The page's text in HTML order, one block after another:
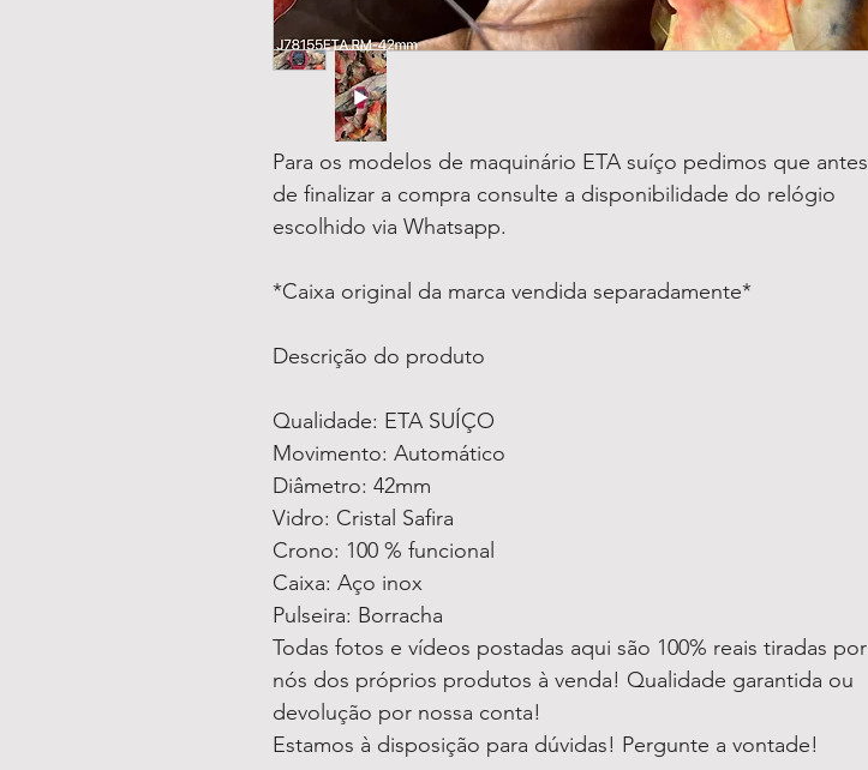
Para os modelos de maquinário ETA suíço pedimos que antes
de finalizar a compra consulte a disponibilidade do relógio
escolhido via Whatsapp.
*Caixa original da marca vendida separadamente*
Descrição do produto
Qualidade: ETA SUÍÇO
Movimento: Automático
Diâmetro: 42mm
Vidro: Cristal Safira
Crono: 100 % funcional
Caixa: Aço inox
Pulseira: Borracha
Todas fotos e vídeos postadas aqui são 100% reais tiradas por
nós dos próprios produtos à venda! Qualidade garantida ou
devolução por nossa conta!
Estamos à disposição para dúvidas! Pergunte a vontade!